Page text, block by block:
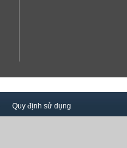
Quy định sử dụng